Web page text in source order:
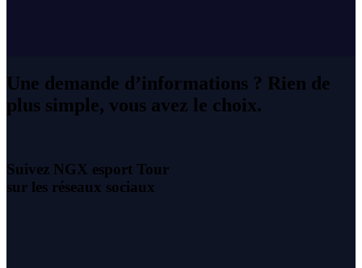
Une demande d’informations ? Rien de
plus simple, vous avez le choix.
Suivez NGX esport Tour
sur les réseaux sociaux